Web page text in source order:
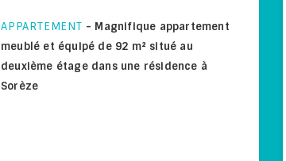
APPARTEMENT - Magnifique appartement
meublé et équipé de 92 m² situé au
deuxième étage dans une résidence à
Sorèze